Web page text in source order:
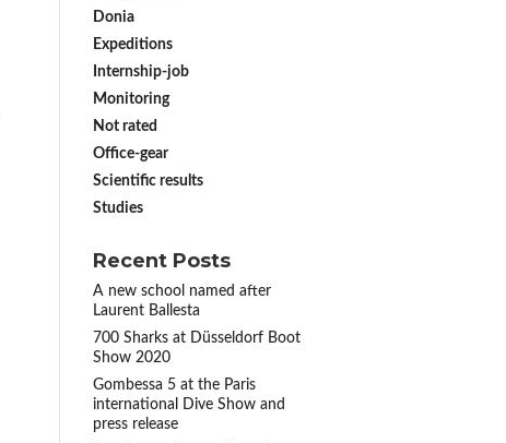
Donia
Expeditions
Internship-job
Monitoring
Not rated
Office-gear
Scientific results
Studies
Recent Posts
A new school named after
Laurent Ballesta
700 Sharks at Düsseldorf Boot
Show 2020
Gombessa 5 at the Paris
international Dive Show and
press release